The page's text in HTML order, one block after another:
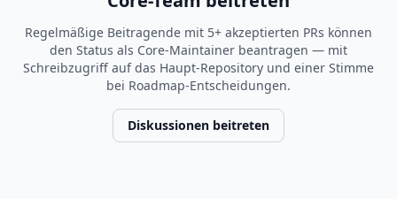
Regelmäßige Beitragende mit 5+ akzeptierten PRs können
den Status als Core-Maintainer beantragen — mit
Schreibzugriff auf das Haupt-Repository und einer Stimme
bei Roadmap-Entscheidungen.
Diskussionen beitreten